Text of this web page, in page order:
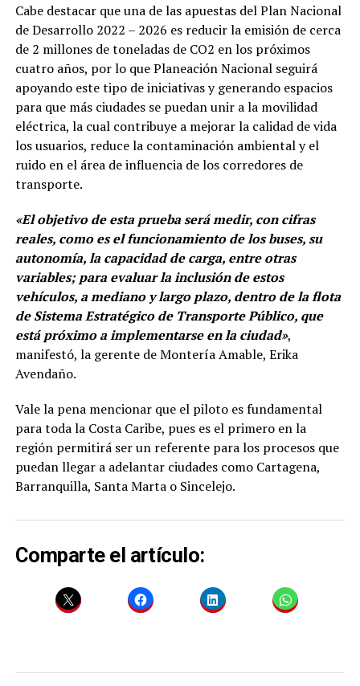
Cabe destacar que una de las apuestas del Plan Nacional
de Desarrollo 2022 – 2026 es reducir la emisión de cerca
de 2 millones de toneladas de CO2 en los próximos
cuatro años, por lo que Planeación Nacional seguirá
apoyando este tipo de iniciativas y generando espacios
para que más ciudades se puedan unir a la movilidad
eléctrica, la cual contribuye a mejorar la calidad de vida
los usuarios, reduce la contaminación ambiental y el
ruido en el área de influencia de los corredores de
transporte.
«El objetivo de esta prueba será medir, con cifras
reales, como es el funcionamiento de los buses, su
autonomía, la capacidad de carga, entre otras
variables; para evaluar la inclusión de estos
vehículos, a mediano y largo plazo, dentro de la flota
de Sistema Estratégico de Transporte Público, que
está próximo a implementarse en la ciudad»,
manifestó, la gerente de Montería Amable, Erika
Avendaño.
Vale la pena mencionar que el piloto es fundamental
para toda la Costa Caribe, pues es el primero en la
región permitirá ser un referente para los procesos que
puedan llegar a adelantar ciudades como Cartagena,
Barranquilla, Santa Marta o Sincelejo.
Comparte el artículo: